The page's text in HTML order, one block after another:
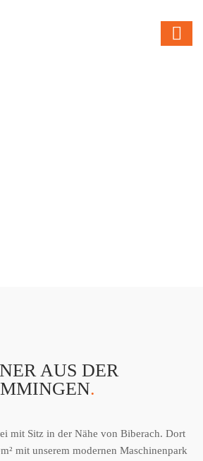
AUS DER
.
mit Sitz in der Nähe von Biberach. Dort
mit unserem modernen Maschinenpark